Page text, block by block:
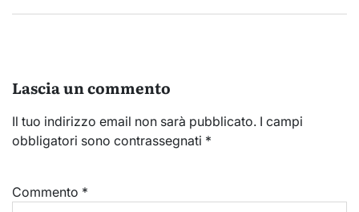
Lascia un commento
Il tuo indirizzo email non sarà pubblicato. I campi
obbligatori sono contrassegnati *
Commento *